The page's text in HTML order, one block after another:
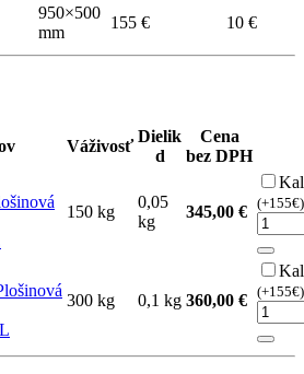
950×500
mm
155 € 10 €
Váživosť
Dielik
d
Cena
bez DPH
150 kg
0,05
kg
345,00 € (+155€)
300 kg 0,1 kg 360,00 € (+155€)